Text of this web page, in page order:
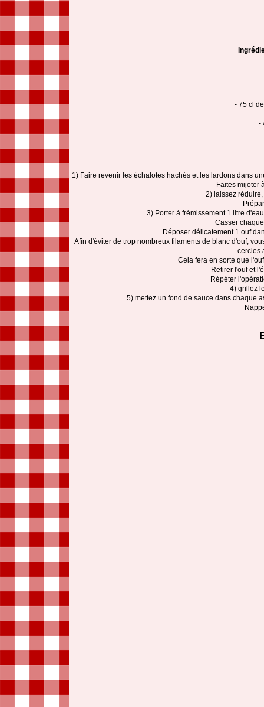
-
- 75 cl
-
1) Faire revenir les échalotes hachés et les lardons dans
Faites mijoter
2) laissez
3) Porter à frémissement 1 litre
Casser
Déposer délicatement 1 ouf
Afin d'éviter de trop nombreux filaments de blanc d'ouf,
cercles
Cela fera en sorte que
Retirer l'ouf et
Répéter
4) grillez
5) mettez un fond de sauce dans chaque